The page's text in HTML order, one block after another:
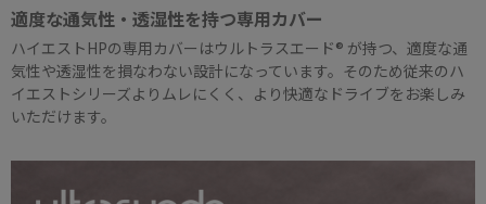
適度な通気性・透湿性を持つ専用カバー
ハイエストHPの専用カバーはウルトラスエード® が持つ、適度な通
気性や透湿性を損なわない設計になっています。そのため従来のハ
イエストシリーズよりムレにくく、より快適なドライブをお楽しみ
いただけます。